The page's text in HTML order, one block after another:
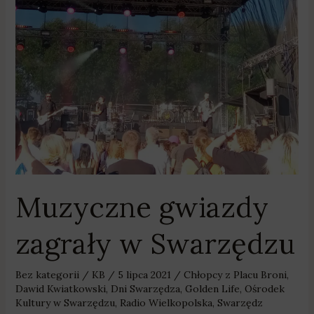
Muzyczne gwiazdy
zagrały w Swarzędzu
Bez kategorii/ KB / 5 lipca 2021 / Chłopcy z Placu Broni,
Dawid Kwiatkowski, Dni Swarzędza, Golden Life, Ośrodek
Kultury w Swarzędzu, Radio Wielkopolska, Swarzędz
zagrały
w
Swarzędzu